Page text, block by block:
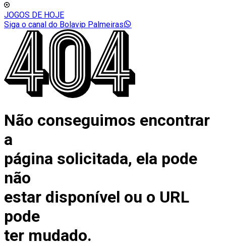
JOGOS DE HOJE
Siga o canal do Bolavip Palmeiras
Não conseguimos encontrar
a
página solicitada, ela pode
não
estar disponível ou o URL
pode
ter mudado.